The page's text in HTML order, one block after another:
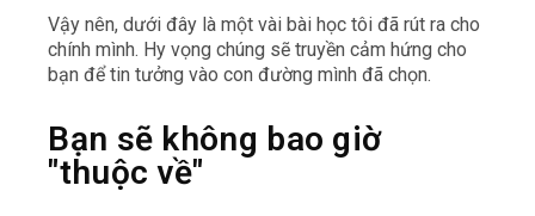
Vậy nên, dưới đây là một vài bài học tôi đã rút ra cho
chính mình. Hy vọng chúng sẽ truyền cảm hứng cho
bạn để tin tưởng vào con đường mình đã chọn.
Bạn sẽ không bao giờ
"thuộc về"